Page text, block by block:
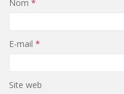
Nom *
E-mail *
Site web